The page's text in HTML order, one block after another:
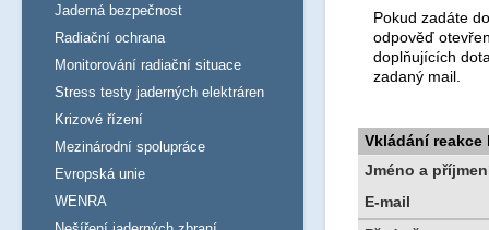
Pokud zadáte
odpověď
doplňujících
zadaný mail.
Vkládání reakce
Jméno a
E-mail
Jaderná bezpečnost
Radiační ochrana
Monitorování radiační situace
Stress testy jaderných elektráren
Krizové řízení
Mezinárodní spolupráce
Evropská unie
WENRA